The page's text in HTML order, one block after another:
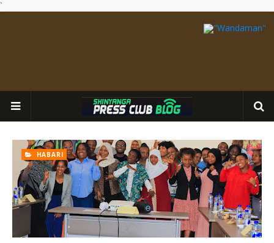
`
HABARI